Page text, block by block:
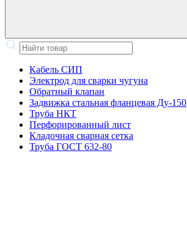
Кабель СИП
Электрод для сварки чугуна
Обратный клапан
Задвижка стальная фланцевая Ду-150
Труба НКТ
Перфорированный лист
Кладочная сварная сетка
Труба ГОСТ 632-80